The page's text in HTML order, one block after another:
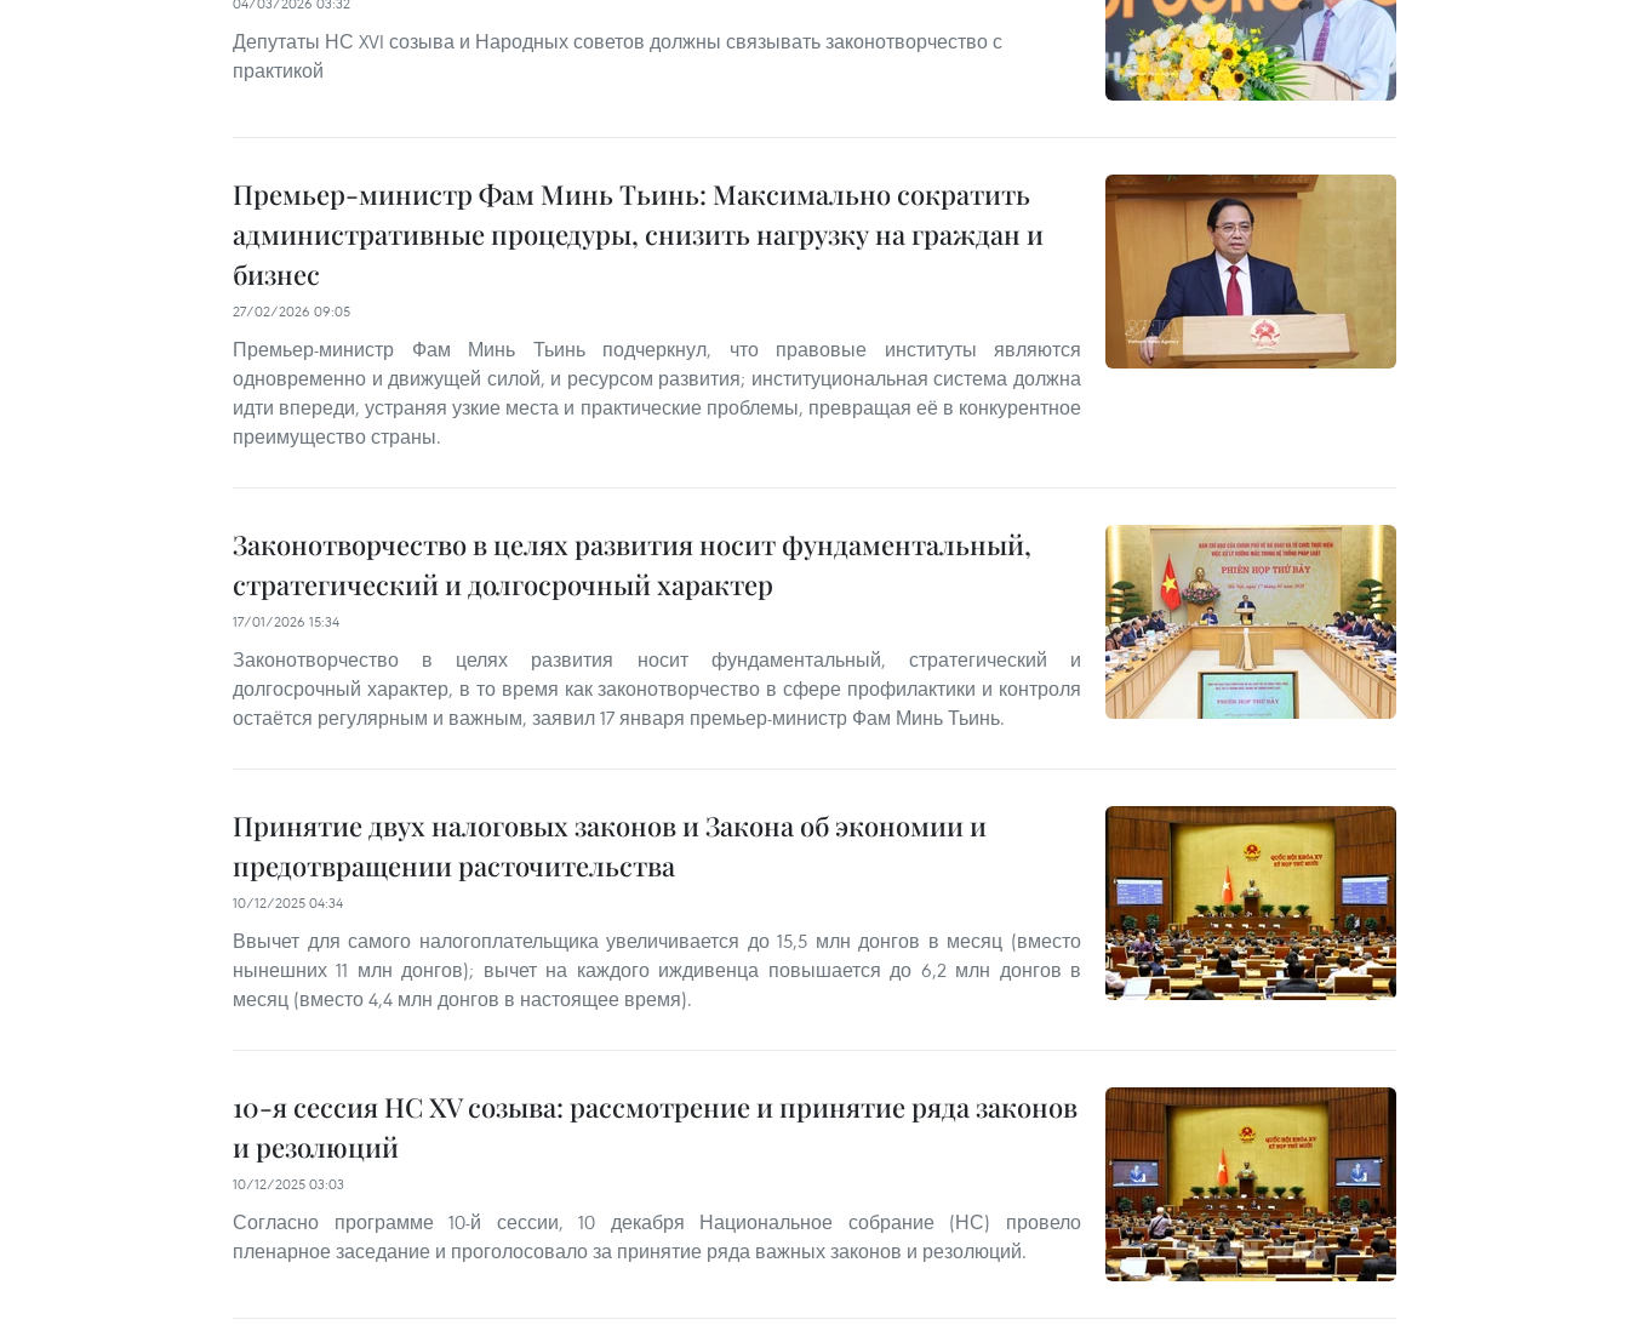
Депутаты НС XVI созыва и Народных советов должны связывать законотворчество с
практикой
Премьер-министр Фам Минь Тьинь: Максимально сократить
административные процедуры, снизить нагрузку на граждан и
бизнес
27/02/2026 09:05
Премьер-министр Фам Минь Тьинь подчеркнул, что правовые институты являются
одновременно и движущей силой, и ресурсом развития; институциональная система должна
идти впереди, устраняя узкие места и практические проблемы, превращая её в конкурентное
преимущество страны.
Законотворчество в целях развития носит фундаментальный,
стратегический и долгосрочный характер
17/01/2026 15:34
Законотворчество в целях развития носит фундаментальный, стратегический и
долгосрочный характер, в то время как законотворчество в сфере профилактики и контроля
остаётся регулярным и важным, заявил 17 января премьер-министр Фам Минь Тьинь.
Принятие двух налоговых законов и Закона об экономии и
предотвращении расточительства
10/12/2025 04:34
Ввычет для самого налогоплательщика увеличивается до 15,5 млн донгов в месяц (вместо
нынешних 11 млн донгов); вычет на каждого иждивенца повышается до 6,2 млн донгов в
месяц (вместо 4,4 млн донгов в настоящее время).
10-я сессия НС XV созыва: рассмотрение и принятие ряда законов
и резолюций
10/12/2025 03:03
Согласно программе 10-й сессии, 10 декабря Национальное собрание (НС) провело
пленарное заседание и проголосовало за принятие ряда важных законов и резолюций.